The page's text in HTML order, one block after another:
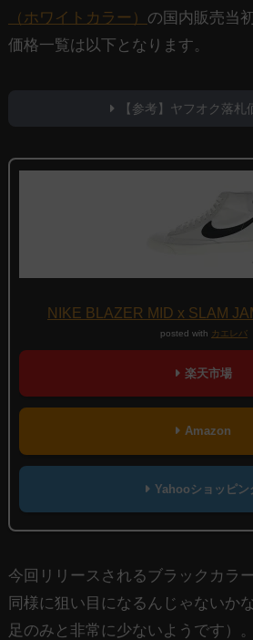
（ホワイトカラー） の国内販売当
価格一覧は以下となります。
【参考】ヤフオク落札
NIKE BLAZER MID x SLAM
posted with カエレバ
楽天市場
Amazon
Yahooショッピン
今回リリースされるブラックカラ
同様に狙い目になるんじゃないか
足のみと非常に少ないようです）。